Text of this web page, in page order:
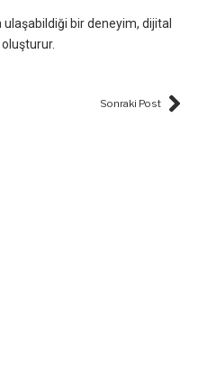
ulaşabildiği bir deneyim, dijital
Sonraki Post